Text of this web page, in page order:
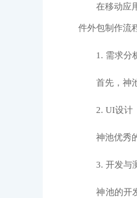
在移动应用
件外包制作流
1. 需求分
首先，神池
2. UI设计
神池优秀的
3. 开发与
神池的开发